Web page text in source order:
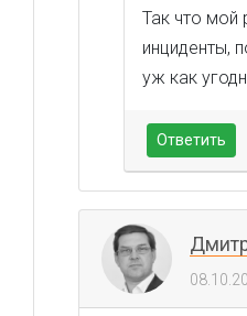
Так что мой
инциденты,
уж как
Ответить